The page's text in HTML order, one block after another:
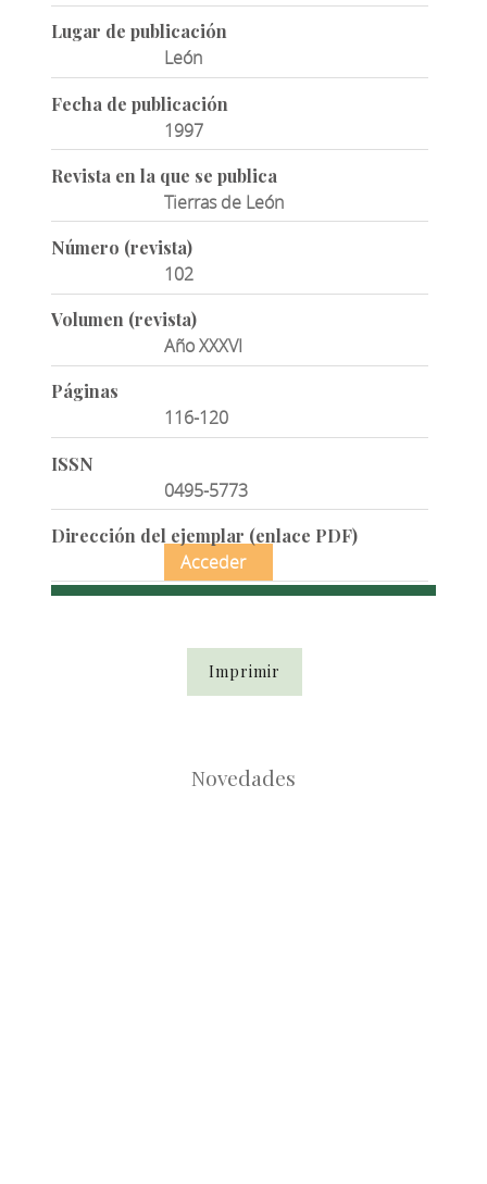
Lugar de publicación
León
Fecha de publicación
1997
Revista en la que se publica
Tierras de León
Número (revista)
102
Volumen (revista)
Año XXXVI
Páginas
116-120
ISSN
0495-5773
Dirección del ejemplar (enlace PDF)
Acceder
Imprimir
Novedades